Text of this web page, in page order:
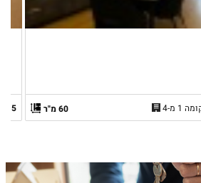
1 מ-4 60 מ"ר 2.5